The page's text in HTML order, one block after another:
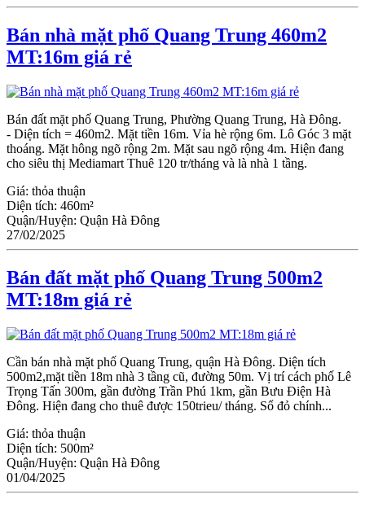
Bán nhà mặt phố Quang Trung 460m2
MT:16m giá rẻ
Bán đất mặt phố Quang Trung, Phường Quang Trung, Hà Đông.
- Diện tích = 460m2. Mặt tiền 16m. Vỉa hè rộng 6m. Lô Góc 3 mặt
thoáng. Mặt hông ngõ rộng 2m. Mặt sau ngõ rộng 4m. Hiện đang
cho siêu thị Mediamart Thuê 120 tr/tháng và là nhà 1 tầng.
Giá: thỏa thuận
Diện tích: 460m²
Quận/Huyện: Quận Hà Đông
27/02/2025
Bán đất mặt phố Quang Trung 500m2
MT:18m giá rẻ
Cần bán nhà mặt phố Quang Trung, quận Hà Đông. Diện tích
500m2,mặt tiền 18m nhà 3 tầng cũ, đường 50m. Vị trí cách phố Lê
Trọng Tấn 300m, gần đường Trần Phú 1km, gần Bưu Điện Hà
Đông. Hiện đang cho thuê được 150trieu/ tháng. Sổ đỏ chính...
Giá: thỏa thuận
Diện tích: 500m²
Quận/Huyện: Quận Hà Đông
01/04/2025